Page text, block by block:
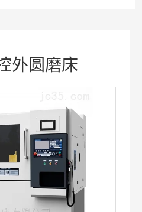
外圆磨床